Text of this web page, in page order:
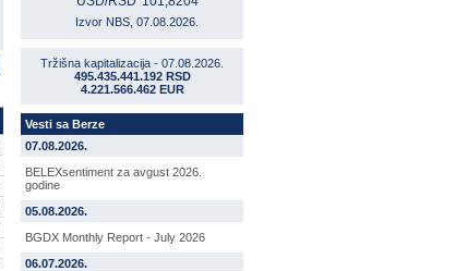
Izvor NBS, 07.08.2026.
Tržišna kapitalizacija - 07.08.2026.
495.435.441.192 RSD
4.221.566.462 EUR
Vesti sa Berze
07.08.2026.
BELEXsentiment za avgust 2026.
godine
05.08.2026.
BGDX Monthly Report - July 2026
06.07.2026.